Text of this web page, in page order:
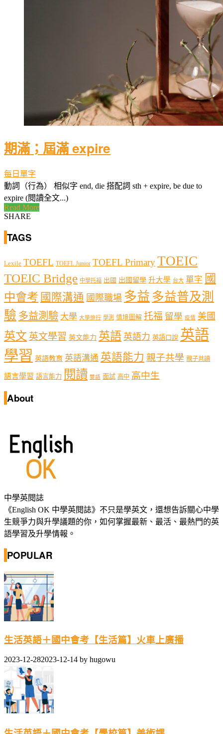
期滿；屆滿 expire
每日單字
動詞（行為） 相似字 end, die 搭配詞 sth + expire, be due to
expire (閱讀全文...)
Read More
SHARE
TAGS
Lexile TOEFL TOEFL Junior TOEFL PrimaryTOEIC
TOEIC Bridge 中學托福 出國 出國留學 升大學 台大 單字 國
中會考 國際溝通 國際職場 多益 多益普及測
驗 多益測驗 大學 大學排行 學測 情境圖解 托福 留學 疫情 美國
英文 英文學習 英文能力 英語 英語力 英語口說 英語
學習 英語教育 英語溝通 英語能力 親子共學 親子共讀
語言學習 語言能力 閱讀 雙語 面試 高中 高中生
About
中學英閱誌
《English OK 中學英閱誌》不只是學英文，還想告訴關心中學
生競爭力與升學議題的你，如何掌握最新、最活、最熱門的英
語學習及升學情報。
POPULAR
生活英語＋國中會考【生活篇】火車上廣播
2023-12-282023-12-14 by hugowu